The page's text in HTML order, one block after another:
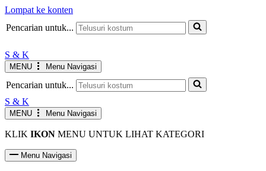
Lompat ke konten
Pencarian untuk...
S & K
MENU Menu Navigasi
Pencarian untuk...
S & K
MENU Menu Navigasi
KLIK IKON MENU UNTUK LIHAT KATEGORI
Menu Navigasi
JAM KERJA AGUSTUS
Senin-Jumat : 10.00-19.00 WIB
Sabtu : 10.00-17.00 WIB